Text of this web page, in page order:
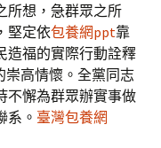
所想，急群眾之所
堅定依包養網ppt靠
造福的實際行動詮釋
崇高情懷。全黨同志
不懈為群眾辦實事做
系。 臺灣包養網